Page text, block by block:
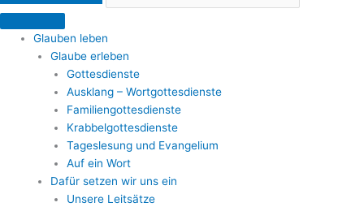
Glauben leben
Glaube erleben
Gottesdienste
Ausklang – Wortgottesdienste
Familiengottesdienste
Krabbelgottesdienste
Tageslesung und Evangelium
Auf ein Wort
Dafür setzen wir uns ein
Unsere Leitsätze